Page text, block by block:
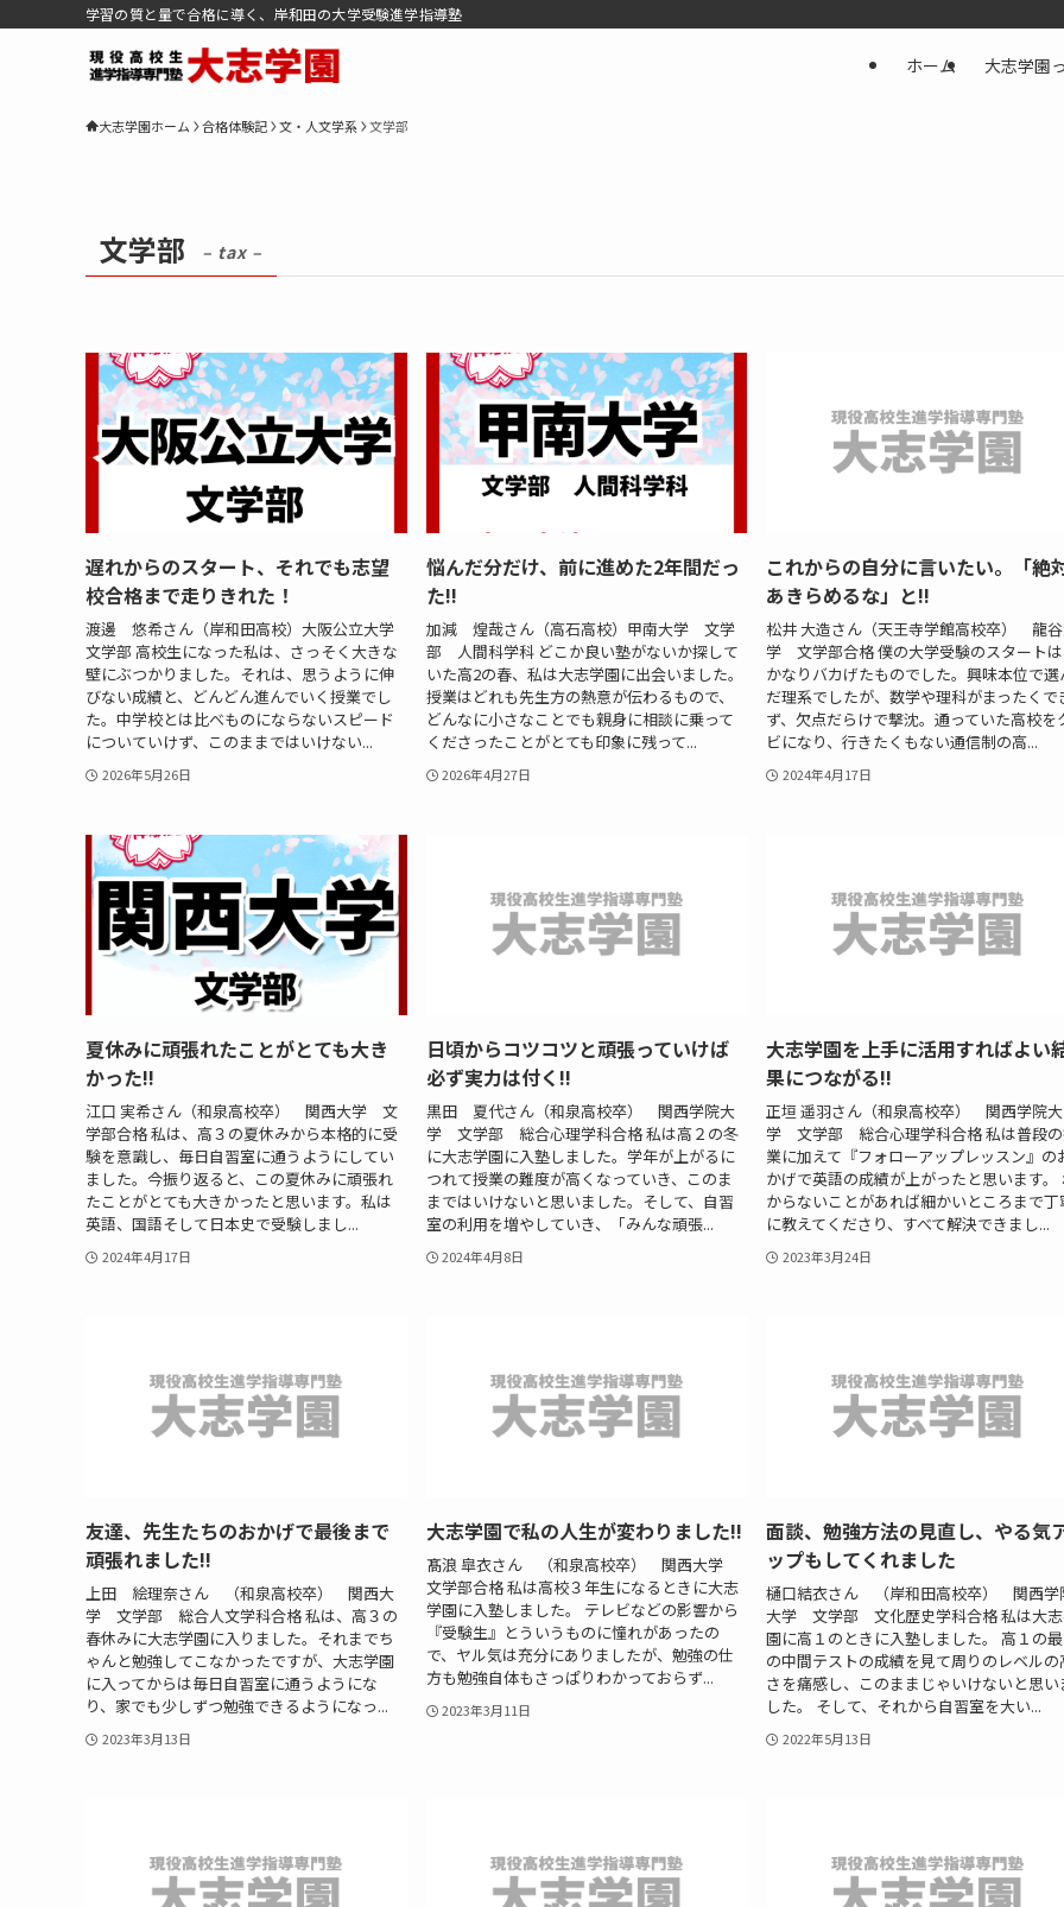
学習の質と量で合格に導く、岸和田の大学受験進学指導塾
ホーム 大志学園
大志学園ホーム 合格体験記 文・人文学系 文学部
文学部 – tax –
遅れからのスタート、それでも志望
校合格まで走りきれた！
渡邊 悠希さん（岸和田高校）大阪公立大学
文学部 高校生になった私は、さっそく大きな
壁にぶつかりました。それは、思うように伸
びない成績と、どんどん進んでいく授業でし
た。中学校とは比べものにならないスピード
についていけず、このままではいけない...
2026年5月26日
悩んだ分だけ、前に進めた2年間だっ
た!!
加減 煌哉さん（高石高校）甲南大学 文学
部 人間科学科 どこか良い塾がないか探して
いた高2の春、私は大志学園に出会いました。
授業はどれも先生方の熱意が伝わるもので、
どんなに小さなことでも親身に相談に乗って
くださったことがとても印象に残って...
2026年4月27日
これからの自分に言いたい。「絶
あきらめるな」と!!
松井 大造さん（天王寺学館高校卒） 龍
学 文学部合格 僕の大学受験のスタートは
かなりバカげたものでした。興味本位で選
だ理系でしたが、数学や理科がまったくで
ず、欠点だらけで撃沈。通っていた高校を
ビになり、行きたくもない通信制の高...
2024年4月17日
夏休みに頑張れたことがとても大き
かった!!
江口 実希さん（和泉高校卒） 関西大学 文
学部合格 私は、高３の夏休みから本格的に受
験を意識し、毎日自習室に通うようにしてい
ました。今振り返ると、この夏休みに頑張れ
たことがとても大きかったと思います。私は
英語、国語そして日本史で受験しまし...
2024年4月17日
日頃からコツコツと頑張っていけば
必ず実力は付く!!
黒田 夏代さん（和泉高校卒） 関西学院大
学 文学部 総合心理学科合格 私は高２の冬
に大志学園に入塾しました。学年が上がるに
つれて授業の難度が高くなっていき、このま
まではいけないと思いました。そして、自習
室の利用を増やしていき、「みんな頑張...
2024年4月8日
大志学園を上手に活用すればよい
果につながる!!
正垣 遥羽さん（和泉高校卒） 関西学院大
学 文学部 総合心理学科合格 私は普段
業に加えて『フォローアップレッスン』の
かげで英語の成績が上がったと思います。
からないことがあれば細かいところまで丁
に教えてくださり、すべて解決できまし...
2023年3月24日
友達、先生たちのおかげで最後まで
頑張れました!!
上田 絵理奈さん （和泉高校卒） 関西大
学 文学部 総合人文学科合格 私は、高３の
春休みに大志学園に入りました。それまでち
ゃんと勉強してこなかったですが、大志学園
に入ってからは毎日自習室に通うようにな
り、家でも少しずつ勉強できるようになっ...
2023年3月13日
大志学園で私の人生が変わりました!!
髙浪 皐衣さん （和泉高校卒） 関西大学
文学部合格 私は高校３年生になるときに大志
学園に入塾しました。 テレビなどの影響から
『受験生』とういうものに憧れがあったの
で、ヤル気は充分にありましたが、勉強の仕
方も勉強自体もさっぱりわかっておらず...
2023年3月11日
面談、勉強方法の見直し、やる気
ップもしてくれました
樋口結衣さん （岸和田高校卒） 関西学
大学 文学部 文化歴史学科合格 私は大
園に高１のときに入塾しました。 高１の
の中間テストの成績を見て周りのレベルの
さを痛感し、このままじゃいけないと思い
した。 そして、それから自習室を大い...
2022年5月13日